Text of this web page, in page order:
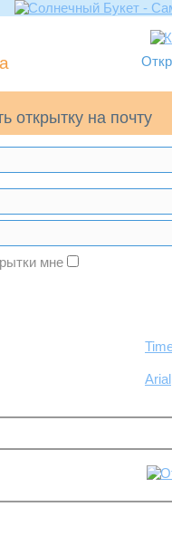
открытку на почту
мне
Arial